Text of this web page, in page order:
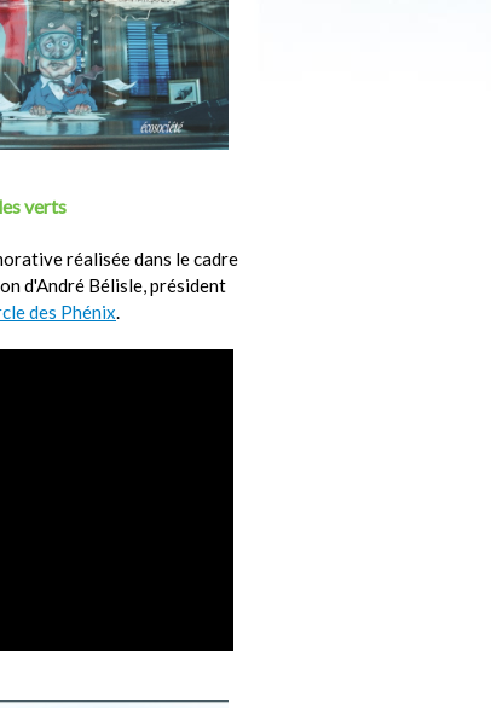
verts
réalisée dans le cadre
d'André Bélisle, président
des Phénix.